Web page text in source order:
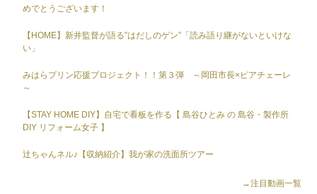
めでとうございます！
【HOME】新井監督が語る”はだしのゲン”「読み語り継がないといけな
い」
みはらプリン応援プロジェクト！！第３弾 ～岡田市長×ピアチェーレ
～
【STAY HOME DIY】自宅で看板を作る【 島谷ひとみ の 島谷・製作所
DIY リフォーム女子 】
辻ちゃんネル♪【収納紹介】我が家の洗面所ツアー
→注目動画一覧